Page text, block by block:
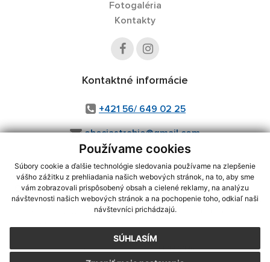
Používame cookies
Súbory cookie a ďalšie technológie sledovania používame na zlepšenie
vášho zážitku z prehliadania našich webových stránok, na to, aby sme
vám zobrazovali prispôsobený obsah a cielené reklamy, na analýzu
návštevnosti našich webových stránok a na pochopenie toho, odkiaľ naši
návštevníci prichádzajú.
SÚHLASÍM
Fotogaléria
Kontakty
Kontaktné informácie
+421 56/ 649 02 25
obecjastrabie@gmail.com
využite možnosť získavania aktuálnych informácií s využitím RSS
CMS systém (redakčný) systém ECHELON 2,Mapa stránok,web portál
webex.digital, s.r.o.,domény,registrácia domény
Posledná aktualizácia:03.08.2026